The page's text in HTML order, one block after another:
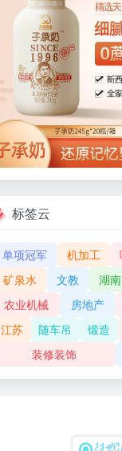
标签云
单项冠军 机加工
矿泉水
文教 湖南
农业机械
房地产
江苏
随车吊 锻造
装修装饰